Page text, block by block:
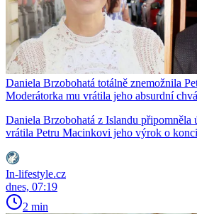
Daniela Brzobohatá totálně znemožnila
Moderátorka mu vrátila jeho absurdní
Daniela Brzobohatá z Islandu
vrátila Petru Macinkovi jeho výrok o
In-lifestyle.cz
dnes, 07:19
2 min